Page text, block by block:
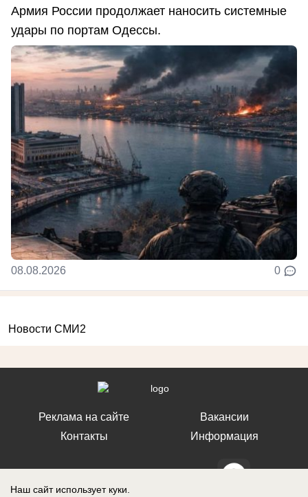
Армия России продолжает наносить системные
удары по портам Одессы.
08.08.2026 0
Новости СМИ2
Реклама на сайте
Контакты
Вакансии
Информация
Наш сайт использует куки.